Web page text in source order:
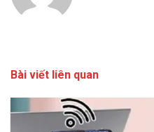
Bài viết liên quan